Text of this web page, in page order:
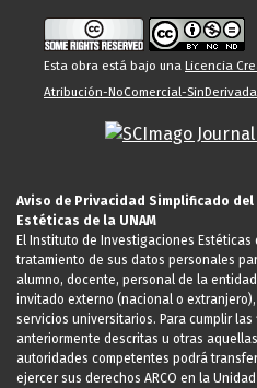
Esta obra está bajo una Licencia
Atribución-NoComercial-
Aviso de Privacidad Simplificado
Estéticas de la UNAM
El Instituto de Investigaciones Estéticas
tratamiento de sus datos personales
alumno, docente, personal de la
invitado externo (nacional o
servicios universitarios. Para cumplir
anteriormente descritas u otras
autoridades competentes podrá
ejercer sus derechos ARCO en la